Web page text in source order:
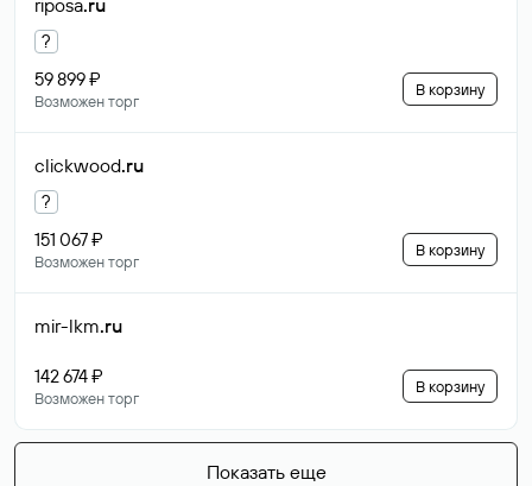
riposa.ru
?
59 899 ₽
Возможен торг
В корзину
clickwood.ru
?
151 067 ₽
Возможен торг
В корзину
mir-lkm.ru
142 674 ₽
Возможен торг
В корзину
Показать еще